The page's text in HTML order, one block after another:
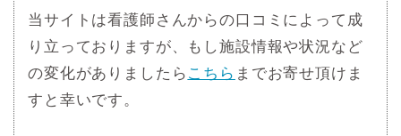
当サイトは看護師さんからの口コミによって成
り立っておりますが、もし施設情報や状況など
の変化がありましたら こちら までお寄せ頂けま
すと幸いです。